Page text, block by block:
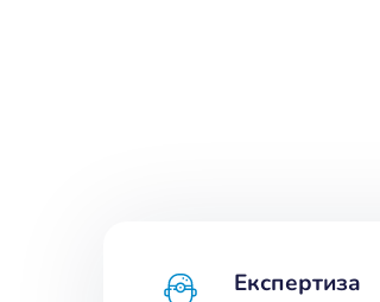
Експертиза